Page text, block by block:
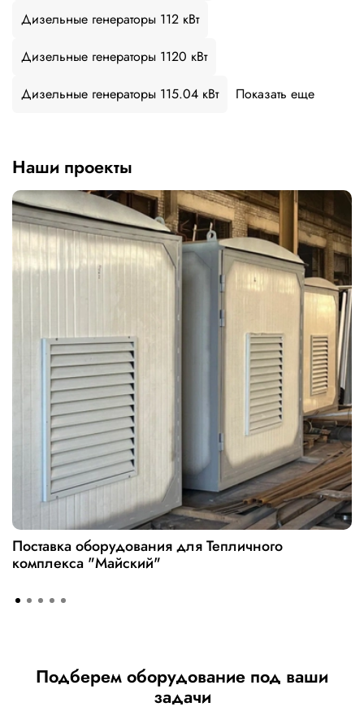
Дизельные генераторы 112 кВт
Дизельные генераторы 1120 кВт
Дизельные генераторы 115.04 кВт
Показать еще
Наши проекты
Поставка оборудования для Тепличного
комплекса "Майский"
Подберем оборудование под ваши
задачи